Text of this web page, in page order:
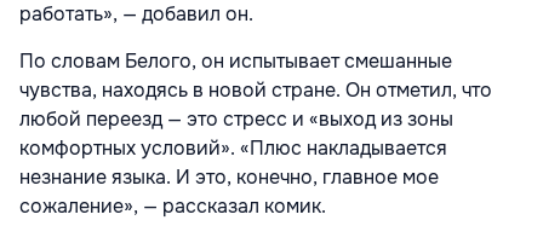
работать», — добавил он.
По словам Белого, он испытывает смешанные
чувства, находясь в новой стране. Он отметил, что
любой переезд — это стресс и «выход из зоны
комфортных условий». «Плюс накладывается
незнание языка. И это, конечно, главное мое
сожаление», — рассказал комик.